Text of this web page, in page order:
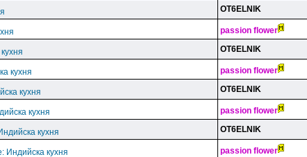
OT6ELNlK
passion flower
OT6ELNlK
кухня passion flower
кухня OT6ELNlK
кухня passion flower
кухня OT6ELNlK
Индийска кухня passion flower